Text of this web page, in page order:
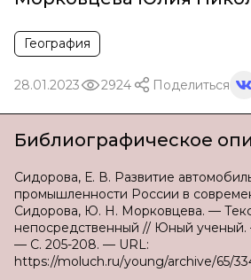
География
28.01.2023 2924 Поделиться
Библиографическое
Сидорова, Е. В. Развитие
промышленности России в
Сидорова, Ю. Н. Морковцева. —
непосредственный // Юный
— С. 205-208. — URL:
https://moluch.ru/young/archive/65/